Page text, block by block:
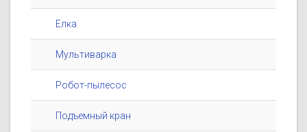
Елка
Мультиварка
Робот-пылесос
Подъемный кран